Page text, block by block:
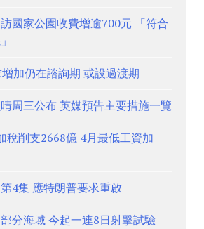
國家公園收費增逾700元 「符合
加仍在諮詢期 或設過渡期
周三公布 英媒預告主要措施一覽
稅削支2668億 4月最低工資加
4集 應特朗普要求重啟
分海域 今起一連8日射擊試驗